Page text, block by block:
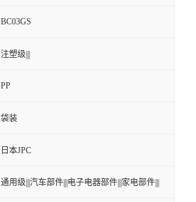
BC03GS
注塑级|||
PP
袋装
日本JPC
通用级|||汽车部件|||电子电器部件|||家电部件|||